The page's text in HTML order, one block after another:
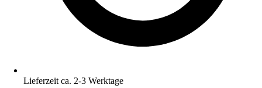
Lieferzeit ca. 2-3 Werktage